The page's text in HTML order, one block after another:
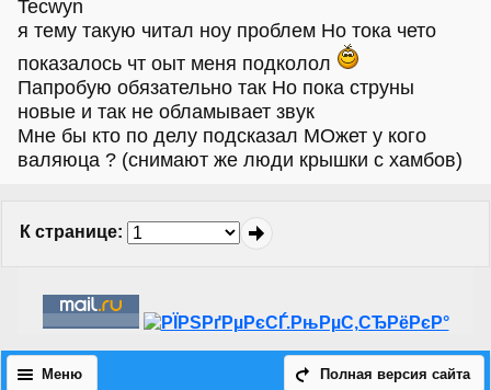
Tecwyn
я тему такую читал ноу проблем Но тока чето
показалось чт оыт меня подколол
Папробую обязательно так Но пока струны
новые и так не обламывает звук
Мне бы кто по делу подсказал МОжет у кого
валяюца ? (снимают же люди крышки с хамбов)
К странице:
Полная версия сайта
Меню